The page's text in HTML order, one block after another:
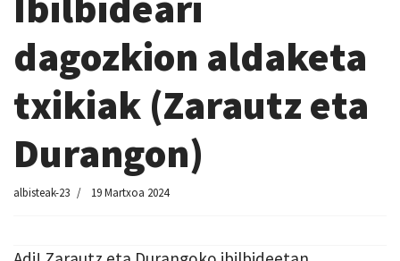
dagozkion aldaketa
txikiak (Zarautz eta
Durangon)
albisteak-23 19 Martxoa 2024